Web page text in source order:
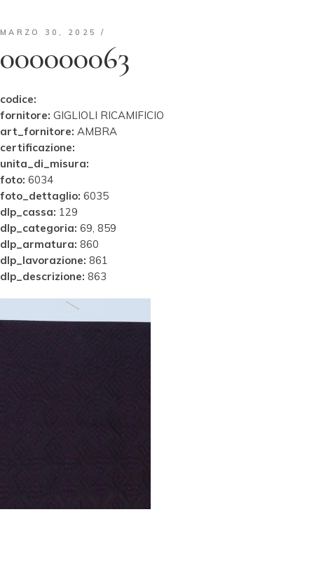
MARZO 30, 2025
000000063
codice:
fornitore: GIGLIOLI RICAMIFICIO
art_fornitore: AMBRA
certificazione:
unita_di_misura:
foto: 6034
foto_dettaglio: 6035
dlp_cassa: 129
dlp_categoria: 69, 859
dlp_armatura: 860
dlp_lavorazione: 861
dlp_descrizione: 863